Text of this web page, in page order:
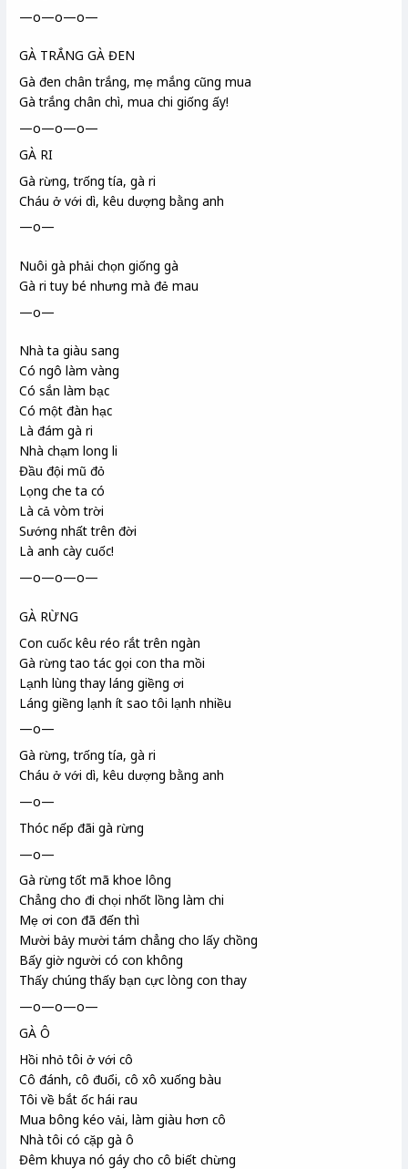
—o—o—o—
GÀ TRẮNG GÀ ĐEN
Gà đen chân trắng, mẹ mắng cũng mua
Gà trắng chân chì, mua chi giống ấy!
—o—o—o—
GÀ RI
Gà rừng, trống tía, gà ri
Cháu ở với dì, kêu dượng bằng anh
—o—
Nuôi gà phải chọn giống gà
Gà ri tuy bé nhưng mà đẻ mau
—o—
Nhà ta giàu sang
Có ngô làm vàng
Có sắn làm bạc
Có một đàn hạc
Là đám gà ri
Nhà chạm long li
Đầu đội mũ đỏ
Lọng che ta có
Là cả vòm trời
Sướng nhất trên đời
Là anh cày cuốc!
—o—o—o—
GÀ RỪNG
Con cuốc kêu réo rắt trên ngàn
Gà rừng tao tác gọi con tha mồi
Lạnh lùng thay láng giềng ơi
Láng giềng lạnh ít sao tôi lạnh nhiều
—o—
Gà rừng, trống tía, gà ri
Cháu ở với dì, kêu dượng bằng anh
—o—
Thóc nếp đãi gà rừng
—o—
Gà rừng tốt mã khoe lông
Chẳng cho đi chọi nhốt lồng làm chi
Mẹ ơi con đã đến thì
Mười bảy mười tám chẳng cho lấy chồng
Bấy giờ người có con không
Thấy chúng thấy bạn cực lòng con thay
—o—o—o—
GÀ Ô
Hồi nhỏ tôi ở với cô
Cô đánh, cô đuổi, cô xô xuống bàu
Tôi về bắt ốc hái rau
Mua bông kéo vải, làm giàu hơn cô
Nhà tôi có cặp gà ô
Đêm khuya nó gáy cho cô biết chừng